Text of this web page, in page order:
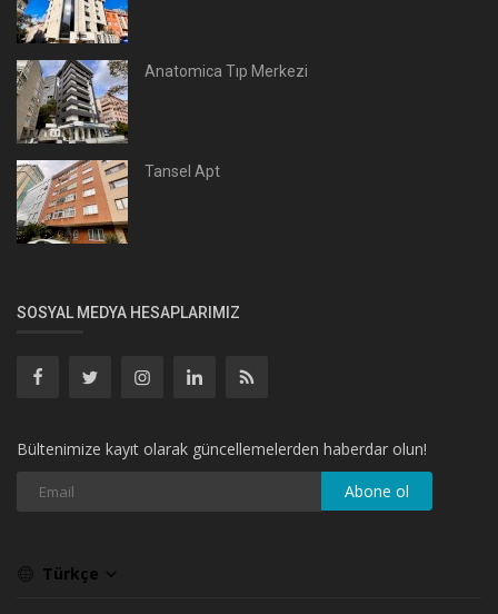
Anatomica Tıp Merkezi
Tansel Apt
SOSYAL MEDYA HESAPLARIMIZ
Bültenimize kayıt olarak güncellemelerden haberdar olun!
Abone ol
Türkçe